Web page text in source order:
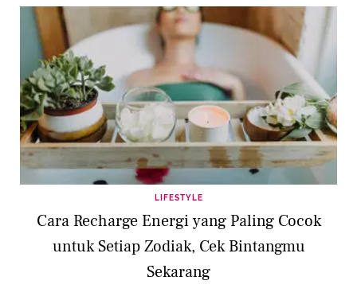
LIFESTYLE
Cara Recharge Energi yang Paling Cocok
untuk Setiap Zodiak, Cek Bintangmu
Sekarang